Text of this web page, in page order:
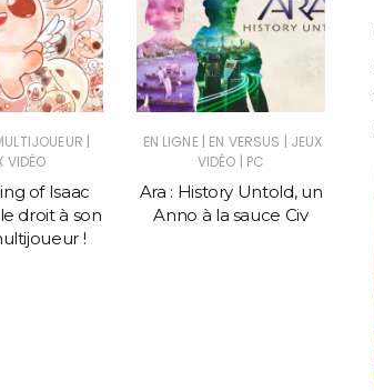
|
VIDÉO
of Isaac
droit à son
!
EN LIGNE | EN VERSUS | JEUX
VIDÉO | PC
Ara : History Untold, un
Anno à la sauce Civ